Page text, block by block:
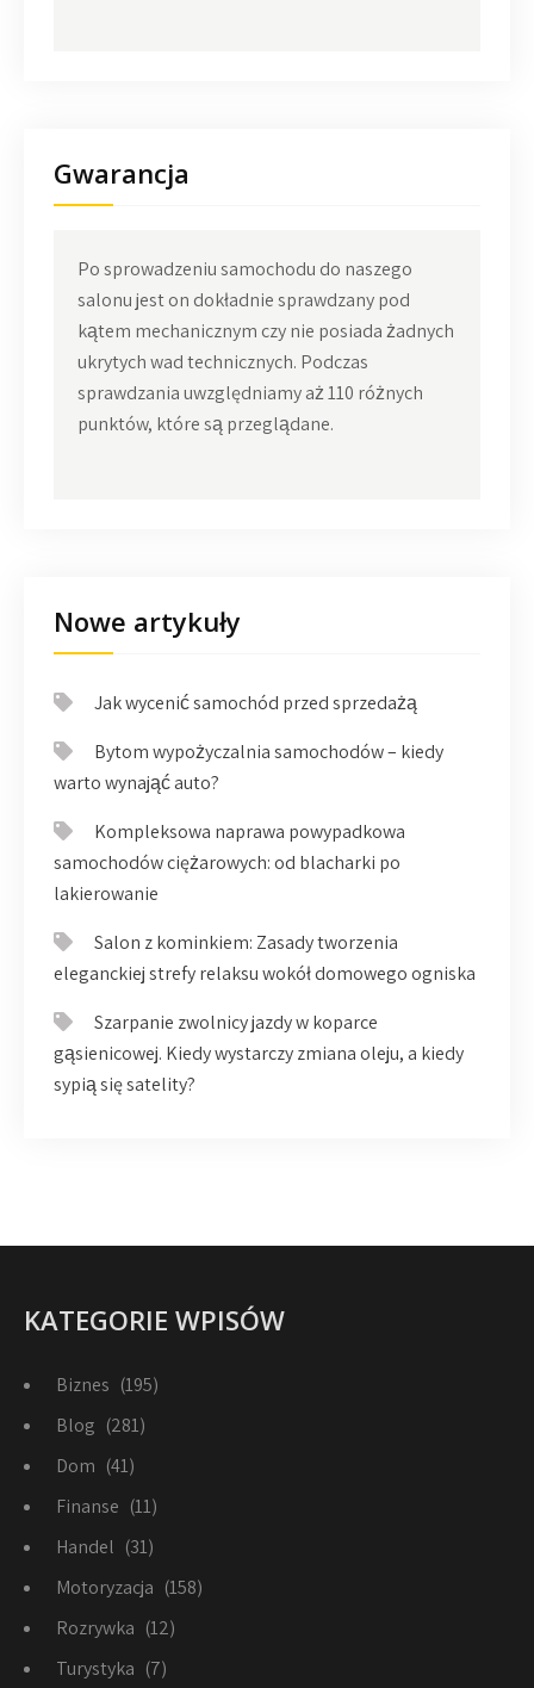
Gwarancja
Po sprowadzeniu samochodu do naszego
salonu jest on dokładnie sprawdzany pod
kątem mechanicznym czy nie posiada żadnych
ukrytych wad technicznych. Podczas
sprawdzania uwzględniamy aż 110 różnych
punktów, które są przeglądane.
Nowe artykuły
Jak wycenić samochód przed sprzedażą
Bytom wypożyczalnia samochodów – kiedy
warto wynająć auto?
Kompleksowa naprawa powypadkowa
samochodów ciężarowych: od blacharki po
lakierowanie
Salon z kominkiem: Zasady tworzenia
eleganckiej strefy relaksu wokół domowego ogniska
Szarpanie zwolnicy jazdy w koparce
gąsienicowej. Kiedy wystarczy zmiana oleju, a kiedy
sypią się satelity?
KATEGORIE WPISÓW
Biznes (195)
Blog (281)
Dom (41)
Finanse (11)
Handel (31)
Motoryzacja (158)
Rozrywka (12)
Turystyka (7)